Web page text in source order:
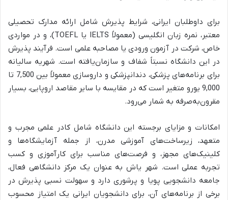
برای داوطلبان ایرانی، شرایط پذیرش شامل ارائه مدارک تحصیلی
معتبر، نمره زبان انگلیسی (معمولاً IELTS یا TOEFL)، و در مواردی
خاص، شرکت در آزمون ورودی یا مصاحبه علمی است. فرآیند پذیرش
در این دانشگاه نسبتاً شفاف و سازمان‌یافته است. شهریه سالیانه
برای برنامه‌های پزشکی، دندانپزشکی و داروسازی معمولاً بین 7,500 تا
9,000 یورو متغیر است که در مقایسه با سایر مقاصد اروپایی، بسیار
مقرون‌به‌صرفه به شمار می‌رود.
امکانات و مزایای برجسته این دانشگاه شامل کادر علمی مجرب و
متعهد، زیرساخت‌های آموزشی مدرن، از جمله آزمایشگاه‌ها و
کلینیک‌های مجهز، و فرصت‌های مناسب برای کارآموزی و کسب
تجربه عملی است. شهر یاش به عنوان یک مرکز دانشگاهی فعال،
جامعه دانشجویی پویا و پرشوری دارد و سهولت نسبی پذیرش در
برخی از برنامه‌های آن، برای دانشجویان ایرانی یک امتیاز محسوب